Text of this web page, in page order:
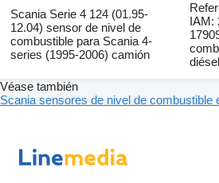
Scania Serie 4 124 (01.95-
12.04) sensor de nivel de
combustible para Scania 4-
series (1995-2006) camión
IAM:
diésel
Véase también
Scania sensores de nivel de combustible